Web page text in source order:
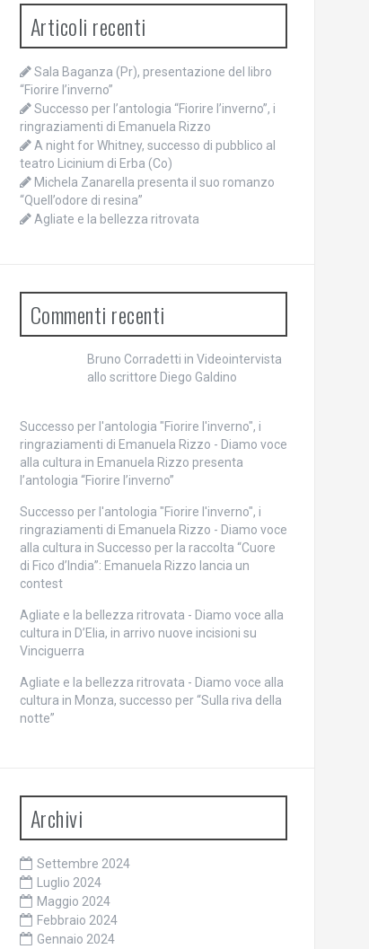
Articoli recenti
Sala Baganza (Pr), presentazione del libro
“Fiorire l’inverno”
Successo per l’antologia “Fiorire l’inverno”, i
ringraziamenti di Emanuela Rizzo
A night for Whitney, successo di pubblico al
teatro Licinium di Erba (Co)
Michela Zanarella presenta il suo romanzo
“Quell’odore di resina”
Agliate e la bellezza ritrovata
Commenti recenti
Bruno Corradetti in Videointervista
allo scrittore Diego Galdino
Successo per l'antologia "Fiorire l'inverno", i
ringraziamenti di Emanuela Rizzo - Diamo voce
alla cultura in Emanuela Rizzo presenta
l’antologia “Fiorire l’inverno”
Successo per l'antologia "Fiorire l'inverno", i
ringraziamenti di Emanuela Rizzo - Diamo voce
alla cultura in Successo per la raccolta “Cuore
di Fico d’India”: Emanuela Rizzo lancia un
contest
Agliate e la bellezza ritrovata - Diamo voce alla
cultura in D’Elia, in arrivo nuove incisioni su
Vinciguerra
Agliate e la bellezza ritrovata - Diamo voce alla
cultura in Monza, successo per “Sulla riva della
notte”
Archivi
Settembre 2024
Luglio 2024
Maggio 2024
Febbraio 2024
Gennaio 2024